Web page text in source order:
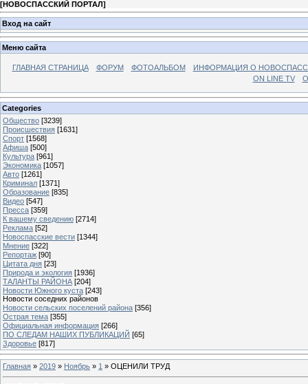
[НОВОСПАССКИЙ ПОРТАЛ]
Вход на сайт
Меню сайта
ГЛАВНАЯ СТРАНИЦА ФОРУМ ФОТОАЛЬБОМ
ИНФОРМАЦИЯ О
ON LINE TV
Categories
Общество [3239]
Происшествия [1631]
Спорт [1568]
Афиша [500]
Культура [961]
Экономика [1057]
Авто [1261]
Криминал [1371]
Образование [835]
Видео [547]
Пресса [359]
К вашему сведению [2714]
Реклама [52]
Новоспасские вести [1344]
Мнение [322]
Репортаж [90]
Цитата дня [23]
Природа и экология [1936]
ТАЛАНТЫ РАЙОНА [204]
Новости Южного куста [243]
Новости соседних районов
Новости сельских поселений района [356]
Острая тема [355]
Официальная информация [266]
ПО СЛЕДАМ НАШИХ ПУБЛИКАЦИЙ [65]
Здоровье [817]
Главная » 2019 » Ноябрь » 1 » ОЦЕНИЛИ ТРУД